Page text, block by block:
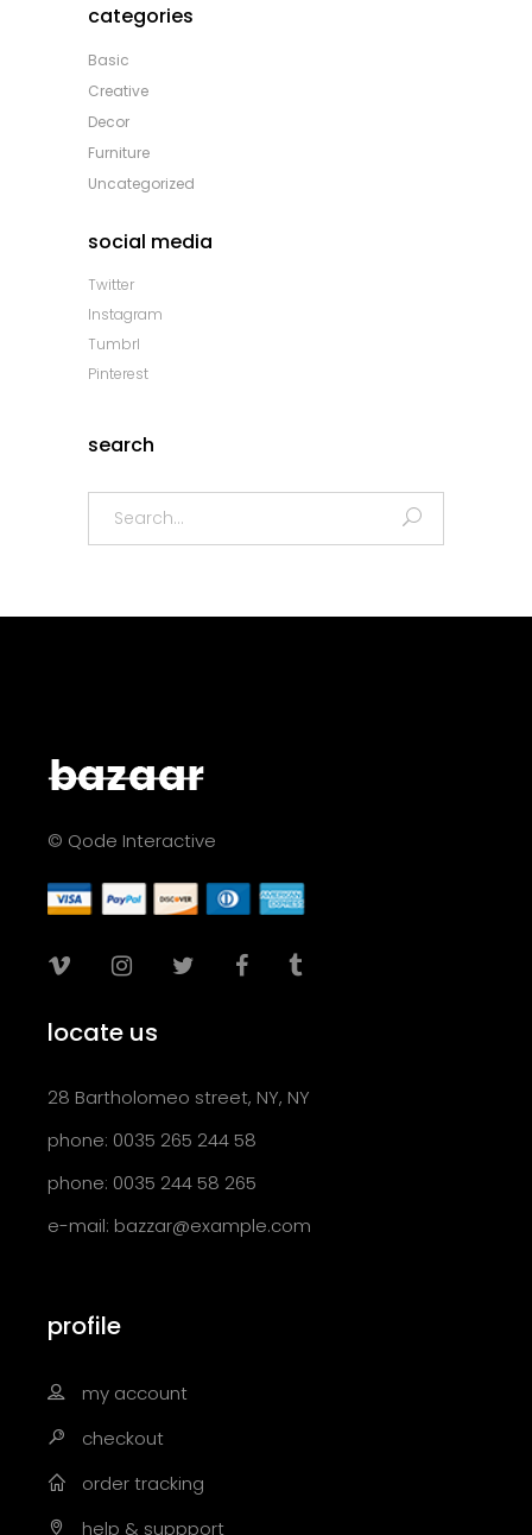
categories
Basic
Creative
Decor
Furniture
Uncategorized
social media
Twitter
Instagram
Tumbrl
Pinterest
search
Search
© Qode Interactive
locate us
28 Bartholomeo street, NY, NY
phone: 0035 265 244 58
phone: 0035 244 58 265
e-mail: bazzar@example.com
profile
my account
checkout
order tracking
help & suppport